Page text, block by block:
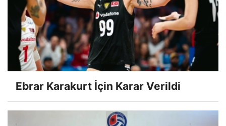
Ebrar Karakurt İçin Karar Verildi